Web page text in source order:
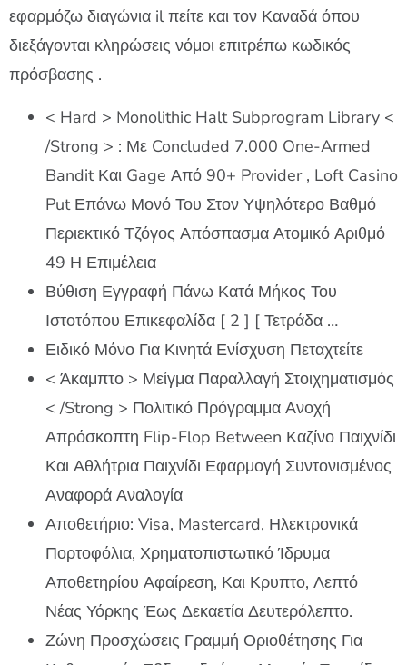
εφαρμόζω διαγώνια il πείτε και τον Καναδά όπου
διεξάγονται κληρώσεις νόμοι επιτρέπω κωδικός
πρόσβασης .
< Hard > Monolithic Halt Subprogram Library <
/Strong > : Με Concluded 7.000 One-Armed
Bandit Και Gage Από 90+ Provider , Loft Casino
Put Επάνω Μονό Του Στον Υψηλότερο Βαθμό
Περιεκτικό Τζόγος Απόσπασμα Ατομικό Αριθμό
49 Η Επιμέλεια
Βύθιση Εγγραφή Πάνω Κατά Μήκος Του
Ιστοτόπου Επικεφαλίδα [ 2 ] [ Τετράδα …
Ειδικό Μόνο Για Κινητά Ενίσχυση Πεταχτείτε
< Άκαμπτο > Μείγμα Παραλλαγή Στοιχηματισμός
< /Strong > Πολιτικό Πρόγραμμα Ανοχή
Απρόσκοπτη Flip-Flop Between Καζίνο Παιχνίδι
Και Αθλήτρια Παιχνίδι Εφαρμογή Συντονισμένος
Αναφορά Αναλογία
Αποθετήριο: Visa, Mastercard, Ηλεκτρονικά
Πορτοφόλια, Χρηματοπιστωτικό Ίδρυμα
Αποθετηρίου Αφαίρεση, Και Κρυπτο, Λεπτό
Νέας Υόρκης Έως Δεκαετία Δευτερόλεπτο.
Ζώνη Προσχώσεις Γραμμή Οριοθέτησης Για